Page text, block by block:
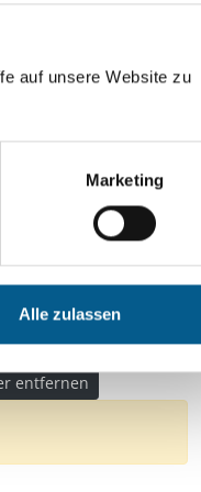
auf unsere Website zu
Marketing
Alle zulassen
Kategorien
Senioren & Pflege
Gesundheitswesen
entfernen